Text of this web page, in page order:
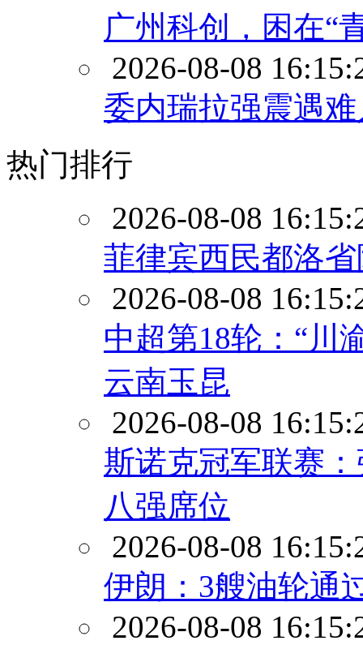
广州科创，困在“
2026-08-08
委内瑞拉强震遇
热门排行
2026-08-08
菲律宾西民都洛
2026-08-08
中超第18轮：“川
云南玉昆
2026-08-08
斯诺克冠军联赛
八强席位
2026-08-08
伊朗：3艘油轮通
2026-08-08